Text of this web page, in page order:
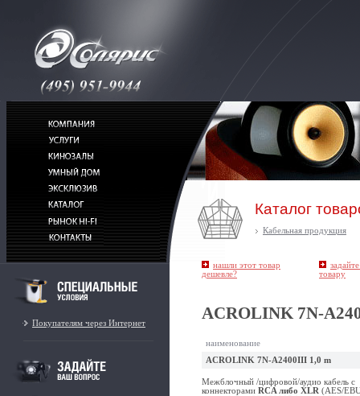
Покупателям через Интернет
Каталог
Кабельная продукция
нашли этот товар
дешевле?
товару
ACROLINK 7N-
наименование
ACROLINK 7N-A2400III 1,0 m
Межблочный /цифровой/аудио кабель с
коннекторами RCA либо XLR (AES/